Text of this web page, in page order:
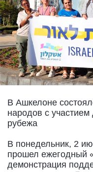
В Ашкелоне
народов с участием
рубежа
В понедельник, 2
прошел ежегодный
демонстрация